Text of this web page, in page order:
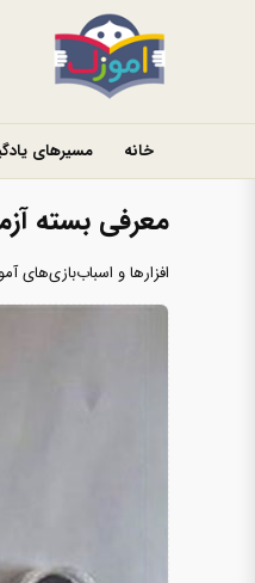
خانه مسیرهای
معرفی بسته
افزارها و اسباب‌بازی‌های